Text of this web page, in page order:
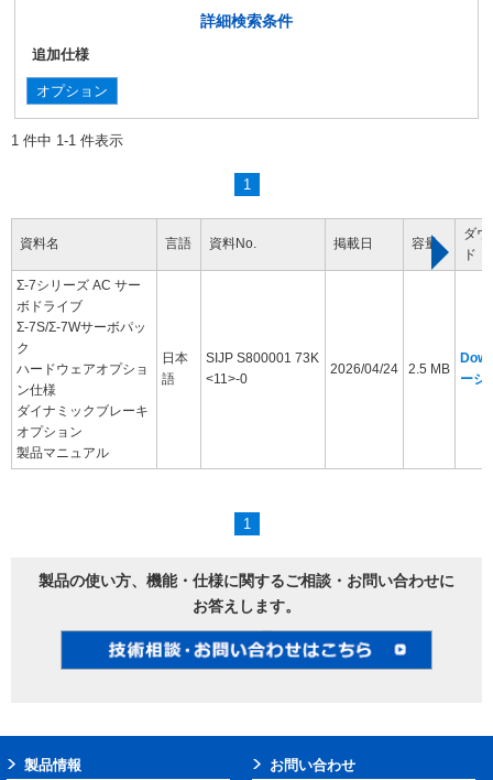
詳細検索条件
追加仕様
オプション
1 件中 1-1 件表示
1
資料名 言語 資料No. 掲載日 容量
ダウ
ド
Σ-7シリーズ AC サー
ボドライブ
Σ-7S/Σ-7Wサーボパッ
ク
ハードウェアオプショ
ン仕様
ダイナミックブレーキ
オプション
製品マニュアル
日本
語
SIJP S800001 73K
<11>-0
2026/04/24 2.5 MB
ージ
1
製品の使い方、機能・仕様に関するご相談・お問い合わせに
お答えします。
製品情報 お問い合わせ